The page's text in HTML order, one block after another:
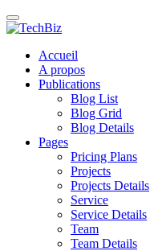
Accueil
A propos
Publications
Blog List
Blog Grid
Blog Details
Pages
Pricing Plans
Projects
Projects Details
Service
Service Details
Team
Team Details